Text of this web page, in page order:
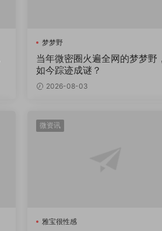
梦梦野
当年微密圈火遍全网的梦梦野
如今踪迹成谜？
2026-08-03
微资讯
雅宝很性感